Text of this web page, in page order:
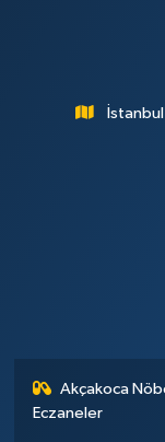
Akçakoca
Eczaneler